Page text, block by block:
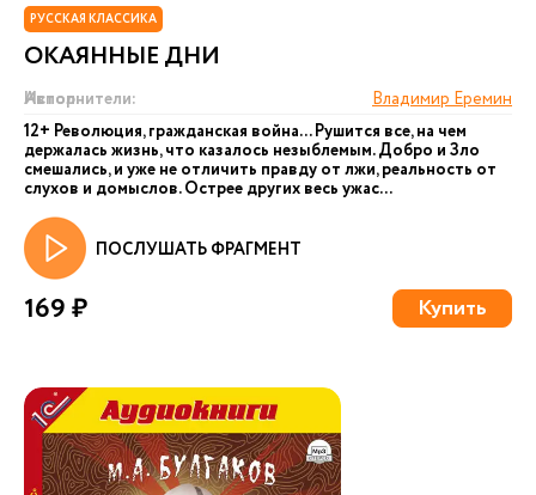
РУССКАЯ КЛАССИКА
ОКАЯННЫЕ ДНИ
Автор:
Исполнители:
Владимир Еремин
12+ Революция, гражданская война... Рушится все, на чем
держалась жизнь, что казалось незыблемым. Добро и Зло
смешались, и уже не отличить правду от лжи, реальность от
слухов и домыслов. Острее других весь ужас...
ПОСЛУШАТЬ ФРАГМЕНТ
169 ₽ Купить